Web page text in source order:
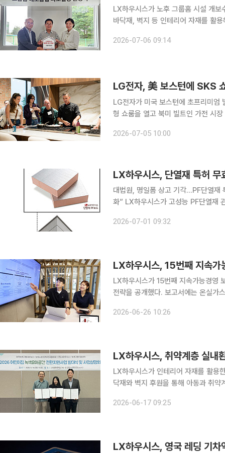
LX하우시스가 노후 그룹홈 시설 개보
바닥재, 벽지 등 인테리어 자재를 활
를 완료했다고 6일 밝혔다. 3일 해오
2026-07-06 09:14
LG전자, 美 보스턴에 SKS
LG전자가 미국 보스턴에 초프리미
형 쇼룸을 열고 북미 빌트인 가전 시
부 프리미엄 가전 유통업체 예일 어플
2026-07-05 10:00
LX하우시스, 단열재 특허
대법원, 명일폼 상고 기각…PF단열재
화” LX하우시스가 고성능 PF단열재 관련 특허 무효소송에서 최종 승소했다. 대법원 판결로 LX하
명일폼이 LX하우시스를 상대로 제기
2026-07-01 09:32
LX하우시스, 15번째 지속가
LX하우시스가 15번째 지속가능경영
전략을 공개했다. 보고서에는 온실가
보고서를 발간했다고 26일 밝혔다.
2026-06-26 10:26
LX하우시스, 취약계층 실내
LX하우시스가 인테리어 자재를 활용
닥재와 벽지 후원을 통해 아동과 취
간 전환 지원사업’에 참여해 바닥재
2026-06-17 09:25
LX하우시스, 영국 레딩 기차